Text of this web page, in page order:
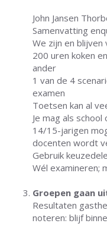
John Jansen
Samenvatting
We zijn en blijven
200 uren koken
ander
1 van de 4
examen
Toetsen kan al
Je mag als
14/15-jarigen
docenten wordt
Gebruik
Wél examineren;
Groepen gaan
Resultaten
noteren: blijf